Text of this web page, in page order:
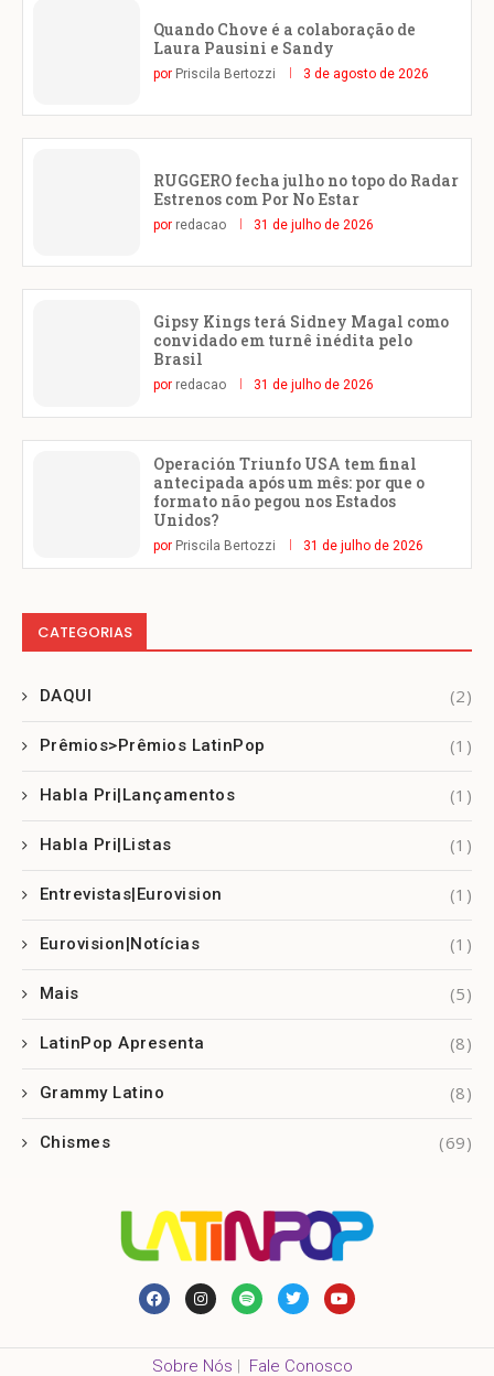
Quando Chove é a colaboração de
Laura Pausini e Sandy
por Priscila Bertozzi 3 de agosto de 2026
RUGGERO fecha julho no topo do Radar
Estrenos com Por No Estar
por redacao 31 de julho de 2026
Gipsy Kings terá Sidney Magal como
convidado em turnê inédita pelo
Brasil
por redacao 31 de julho de 2026
Operación Triunfo USA tem final
antecipada após um mês: por que o
formato não pegou nos Estados
Unidos?
por Priscila Bertozzi 31 de julho de 2026
CATEGORIAS
DAQUI (2)
Prêmios>Prêmios LatinPop (1)
Habla Pri|Lançamentos (1)
Habla Pri|Listas (1)
Entrevistas|Eurovision (1)
Eurovision|Notícias (1)
Mais (5)
LatinPop Apresenta (8)
Grammy Latino (8)
Chismes (69)
Sobre Nós | Fale Conosco